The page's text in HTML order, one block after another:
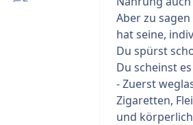
Aber zu
hat seine,
Du spürst
Du scheinst
- Zuerst
Zigaretten,
und